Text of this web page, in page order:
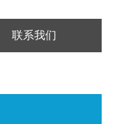
联系我们